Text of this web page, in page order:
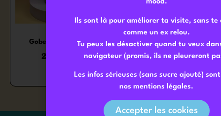
Gobelet isotherme
24,90
Gobelet isotherme
24,90 €
mood.
Ils sont là pour améliorer ta visite, sans te
comme un ex relou.
Tu peux les désactiver quand tu veux
navigateur (promis, ils ne pleureront
Les infos sérieuses (sans sucre ajouté)
nos mentions légales.
Accepter les cookies